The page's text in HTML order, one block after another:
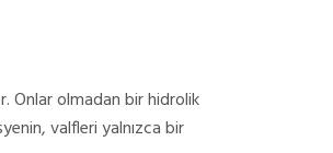
Onlar olmadan bir hidrolik
valfleri yalnızca bir